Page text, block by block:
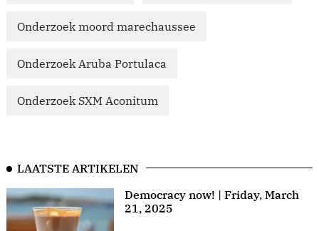
Onderzoek moord marechaussee
Onderzoek Aruba Portulaca
Onderzoek SXM Aconitum
LAATSTE ARTIKELEN
Democracy now! | Friday, March
21, 2025